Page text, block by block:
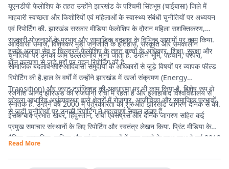
यूएनडीपी फेलोशिप के तहत उन्होंने झारखंड के पश्चिमी सिंहभूम (चाईबासा) जिले में
माहवारी स्वच्छता और किशोरियों एवं महिलाओं के स्वास्थ्य संबंधी चुनौतियों पर अध्ययन
एवं रिपोर्टिंग की. झारखंड सरकार मीडिया फेलोशिप के दौरान महिला सशक्तिकरण,
सरकारी योजनाओं के प्रभाव और सामाजिक बदलाव के विभिन्न आयामों पर काम किया.
इसके अलावा सेव द चिल्ड्रन फेलोशिप के तहत बच्चों के अधिकार, शिक्षा, सुरक्षा और
बाल कल्याण से जुड़े मुद्दों पर गहन रिपोर्टिंग की है.
आदिवासी समाज, विशेषकर मुंडा जनजाति के इतिहास, संस्कृति और समकालीन
चुनौतियों पर उनका काम उल्लेखनीय माना जाता है. उन्होंने भूमि, पहचान, परंपरा,
सामाजिक बदलाव और आदिवासी समुदायों के अधिकारों से जुड़े विषयों पर व्यापक फील्ड
रिपोर्टिंग की है.हाल के वर्षों में उन्होंने झारखंड में ऊर्जा संक्रमण (Energy
Transition) और जस्ट ट्रांजिशन की अवधारणा पर भी काम किया है. विशेष रूप से
कोयला आधारित अर्थव्यवस्था वाले क्षेत्रों में रोजगार, आजीविका और सामाजिक प्रभावों
से जुड़ी चुनौतियों पर उनकी रिपोर्टिंग ने महत्वपूर्ण सवाल उठाए हैं.
रजनीश आनंद झारखंड की राजधानी रांची में रहती हैं और इलाहाबाद विश्वविद्यालय से
स्नातक हैं. उन्होंने वर्ष 2000 में पत्रकारिता की शुरुआत झारखंड जागरण दैनिक से की.
इसके बाद प्रभात खबर, हिंदुस्तान, रांची एक्सप्रेस और दैनिक जागरण सहित कई
प्रमुख समाचार संस्थानों के लिए रिपोर्टिंग और स्वतंत्र लेखन किया. प्रिंट मीडिया के
दैनिक, साप्ताहिक, पाक्षिक और सांध्य प्रकाशनों में काम करने के साथ-साथ वे वर्ष 2012
से डिजिटल पत्रकारिता में सक्रिय हैं.
Read More